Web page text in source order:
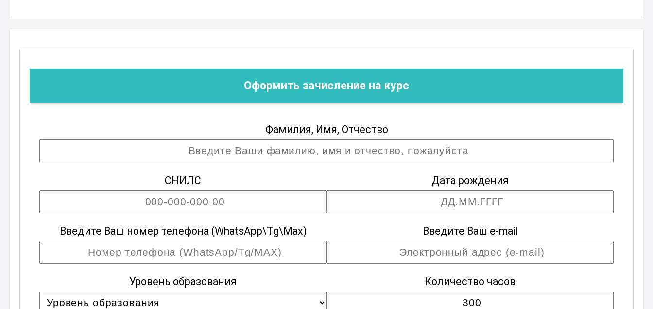
Оформить зачисление на курс
Фамилия, Имя, Отчество
СНИЛС Дата рождения
Введите Ваш номер телефона (WhatsApp\Tg\Max) Введите Ваш e-mail
Уровень образования Количество часов